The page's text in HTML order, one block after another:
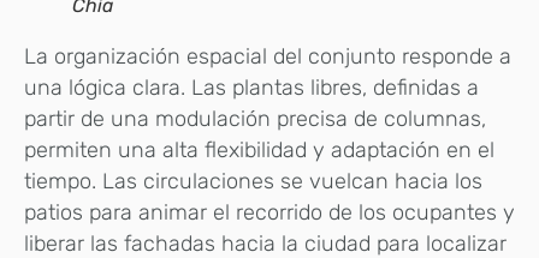
Chía
La organización espacial del conjunto responde a
una lógica clara. Las plantas libres, definidas a
partir de una modulación precisa de columnas,
permiten una alta flexibilidad y adaptación en el
tiempo. Las circulaciones se vuelcan hacia los
patios para animar el recorrido de los ocupantes y
liberar las fachadas hacia la ciudad para localizar